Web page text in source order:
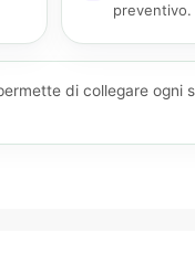
preventivo.
di collegare ogni